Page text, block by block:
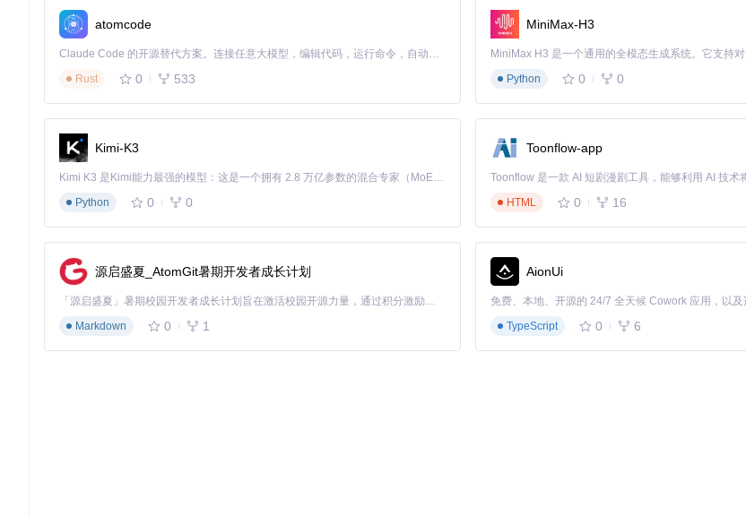
图2：CAD_Sketcher偏好设置界面，显示求解器模块状态和基本配置选项
命令行部署：开发者的高效选择
# 克隆仓库
git clone https://gitcode.com/gh_mirrors/ca/CAD_Sketcher.git ~/.config/blender/4.2/scripts/addons/CAD_Sketcher
# 重启Blender并在偏好设置中启用插件
这种方式的优势在于可以通过git pull命令轻松更新到最新版本，适合需要持续跟进开发进度的用户。
容器化方案：隔离环境的专业部署
高级用户可以选择Docker容器化部署，确保环境一致性：
atomcode
Claude Code 的开源替代方案。连接任意大模型，编辑代码，运行命令，自动验证 — 全自动执行。用 Rust 构建，极致性能。 ｜ An open-source alternative to Claude Code. Connect any LLM, edit code, run commands, and verify changes — autonomously. Built in Rust for speed. Get Started
Rust
0 533
MiniMax-H3
Python
0 0
Kimi-K3
Kimi K3 是Kimi能力最强的模型：这是一个拥有 2.8 万亿参数的混合专家（MoE）模型，具备原生视觉理解能力，并支持 100 万 token 的上下文窗口。
Python
0 0
Toonflow-app
HTML
0 16
源启盛夏_AtomGit暑期开发者成长计划
「源启盛夏」暑期校园开发者成长计划旨在激活校园开源力量，通过积分激励、认证扶持、资源倾斜等形式，引导高校组织和开发者完成「入驻 — 建项目 — 做贡献 — 获认证 — 得资源」的完整闭环。无论你是想带领社团入驻平台的组织者，还是希望用代码贡献证明自己的开发者，都能在这里找到属于你的成长路径。
Markdown
0 1
AionUi
TypeScript
0 6